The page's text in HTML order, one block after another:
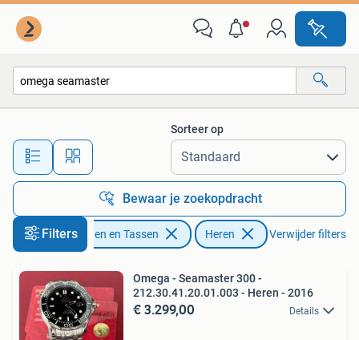
Alle afstanden…
Sorteer op
Bewaar je zoekopdracht
FiltersSieraden en Tassen Heren Verwijder filters
Omega - Seamaster 300 -
212.30.41.20.01.003 - Heren - 2016
€ 3.299,00 Details